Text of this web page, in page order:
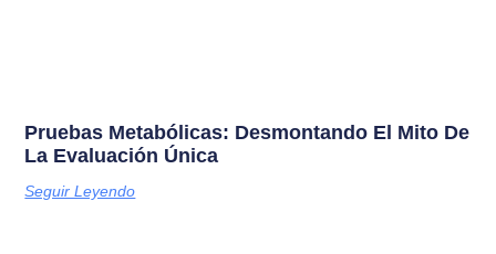
Pruebas Metabólicas: Desmontando El Mito De
La Evaluación Única
Seguir Leyendo